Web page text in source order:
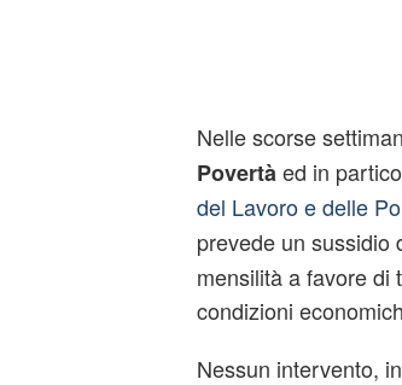
Nelle scorse
Povertà ed in
del Lavoro e delle
prevede un sussidio
mensilità a favore di
condizioni
Nessun intervento,